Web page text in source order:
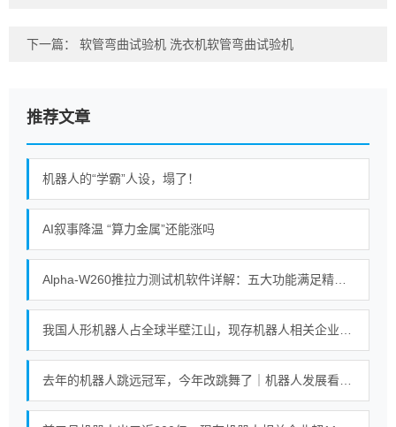
下一篇： 软管弯曲试验机 洗衣机软管弯曲试验机
推荐文章
机器人的“学霸”人设，塌了！
AI叙事降温 “算力金属”还能涨吗
Alpha-W260推拉力测试机软件详解：五大功能满足精密测试需求
我国人形机器人占全球半壁江山，现存机器人相关企业超115万家
去年的机器人跳远冠军，今年改跳舞了｜机器人发展看北京